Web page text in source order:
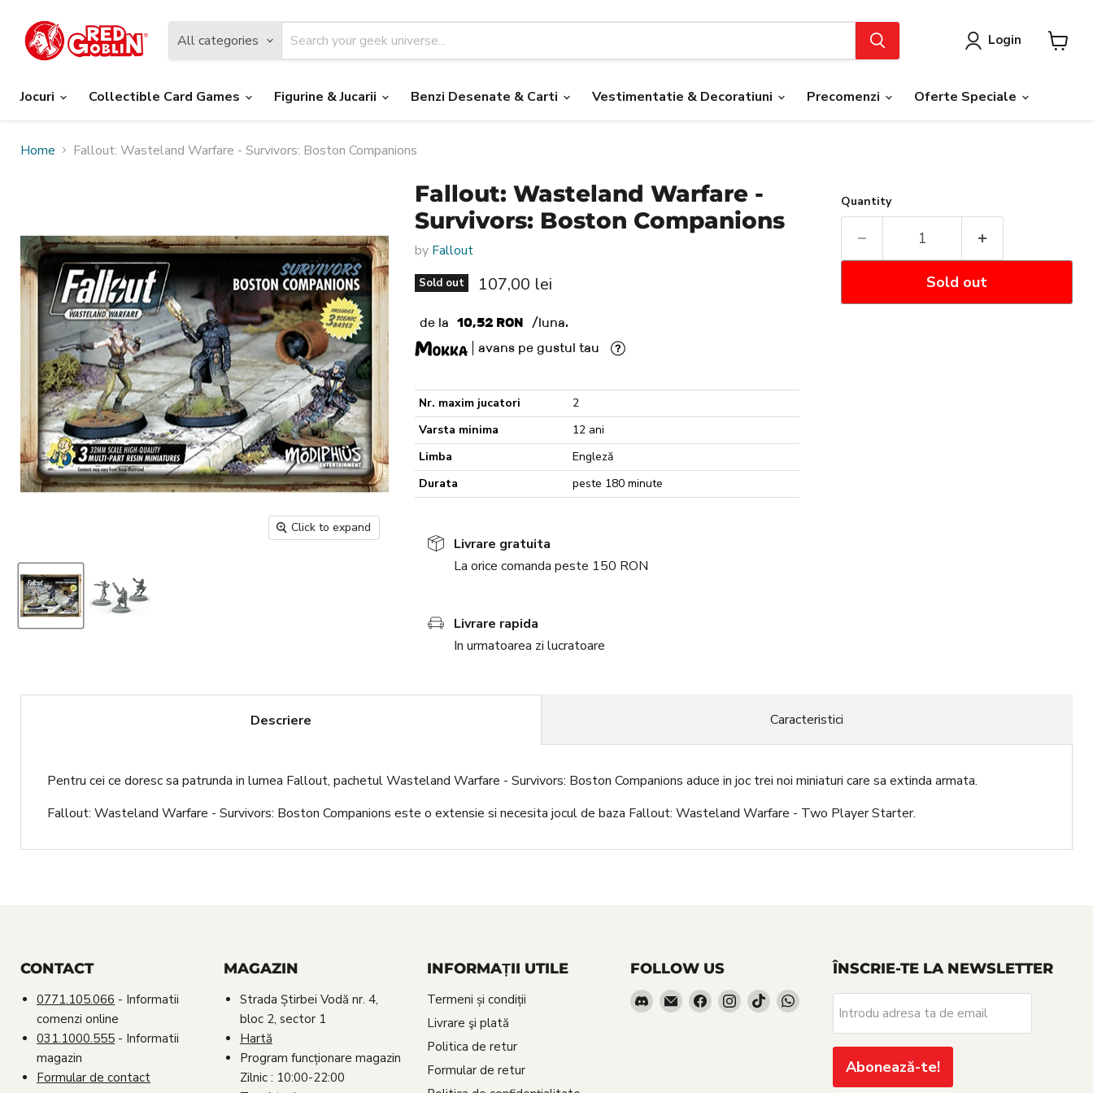
All categories Login
Jocuri
Collectible Card Games Figurine & Jucarii Benzi Desenate & Carti Vestimentatie & Decoratiuni Precomenzi Oferte Speciale
Home Fallout: Wasteland Warfare - Survivors: Boston Companions
Click to expand
Fallout: Wasteland Warfare -
Survivors: Boston Companions
by Fallout
Sold out Current price
107,00 lei
de la 10,52 RON /luna.
avans pe gustul tau
Nr. maxim jucatori
2
Varsta minima
12 ani
Limba
Engleză
Durata
peste 180 minute
Livrare gratuita
La orice comanda peste 150 RON
Livrare rapida
In urmatoarea zi lucratoare
Quantity
Sold out
Descriere
Pentru cei ce doresc sa patrunda in lumea Fallout, pachetul Wasteland Warfare - Survivors: Boston Companions aduce in joc trei noi miniaturi care sa extinda armata.
Fallout: Wasteland Warfare - Survivors: Boston Companions este o extensie si necesita jocul de baza Fallout: Wasteland Warfare - Two Player Starter.
Caracteristici
CONTACT
0771.105.066 - Informatii
comenzi online
031.1000.555 - Informatii
magazin
Formular de contact
MAGAZIN
Strada Știrbei Vodă nr. 4,
bloc 2, sector 1
Hartă
Program funcționare magazin
Zilnic : 10:00-22:00
INFORMAȚII UTILE
Termeni și condiții
Livrare şi plată
Politica de retur
Formular de retur
FOLLOW US
Find EmailFind Find Find Find
WhatsApp
ÎNSCRIE-TE LA NEWSLETTER
Introdu adresa ta de email
Abonează-te!